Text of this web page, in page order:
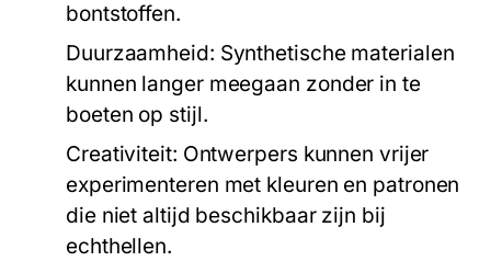
bontstoffen.
Duurzaamheid: Synthetische materialen
kunnen langer meegaan zonder in te
boeten op stijl.
Creativiteit: Ontwerpers kunnen vrijer
experimenteren met kleuren en patronen
die niet altijd beschikbaar zijn bij
echthellen.